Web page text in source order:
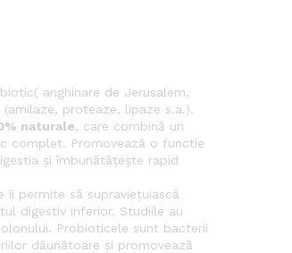
anghinare de Jerusalem,
proteaze, lipaze s.a.).
naturale, care combină un
complet. Promovează o functie
și îmbunătățește rapid
îi permite să supraviețuiască
digestiv inferior. Studiile au
Probioticele sunt bacterii
dăunătoare și promovează